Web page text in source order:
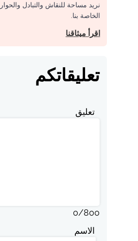
نريد مساحة للنقاش والتبادل
الخاصة بنا.
اقرأ ميثاقنا
تعليقاتكم
تعليق
0/800
الاسم